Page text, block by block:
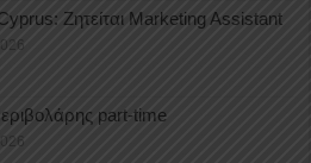
Ζητείται Marketing Assistant
part-time